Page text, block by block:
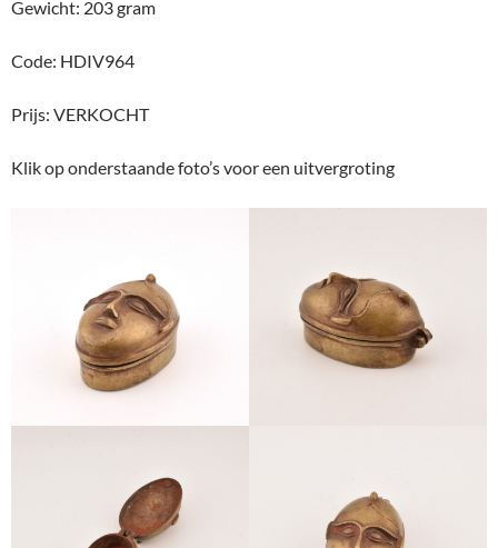
Gewicht: 203 gram
Code: HDIV964
Prijs: VERKOCHT
Klik op onderstaande foto’s voor een uitvergroting